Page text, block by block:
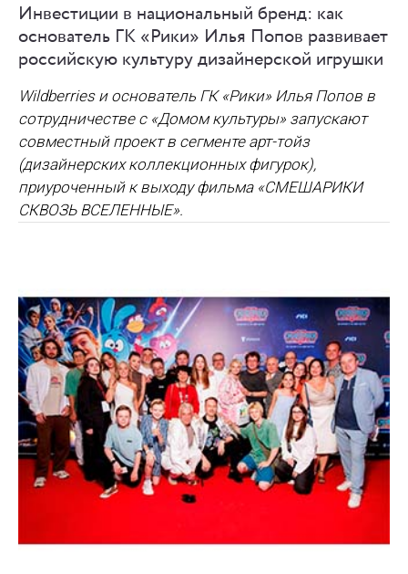
Инвестиции в национальный бренд: как
основатель ГК «Рики» Илья Попов развивает
российскую культуру дизайнерской игрушки
Wildberries и основатель ГК «Рики» Илья Попов в
сотрудничестве с «Домом культуры» запускают
совместный проект в сегменте арт-тойз
(дизайнерских коллекционных фигурок),
приуроченный к выходу фильма «СМЕШАРИКИ
СКВОЗЬ ВСЕЛЕННЫЕ».